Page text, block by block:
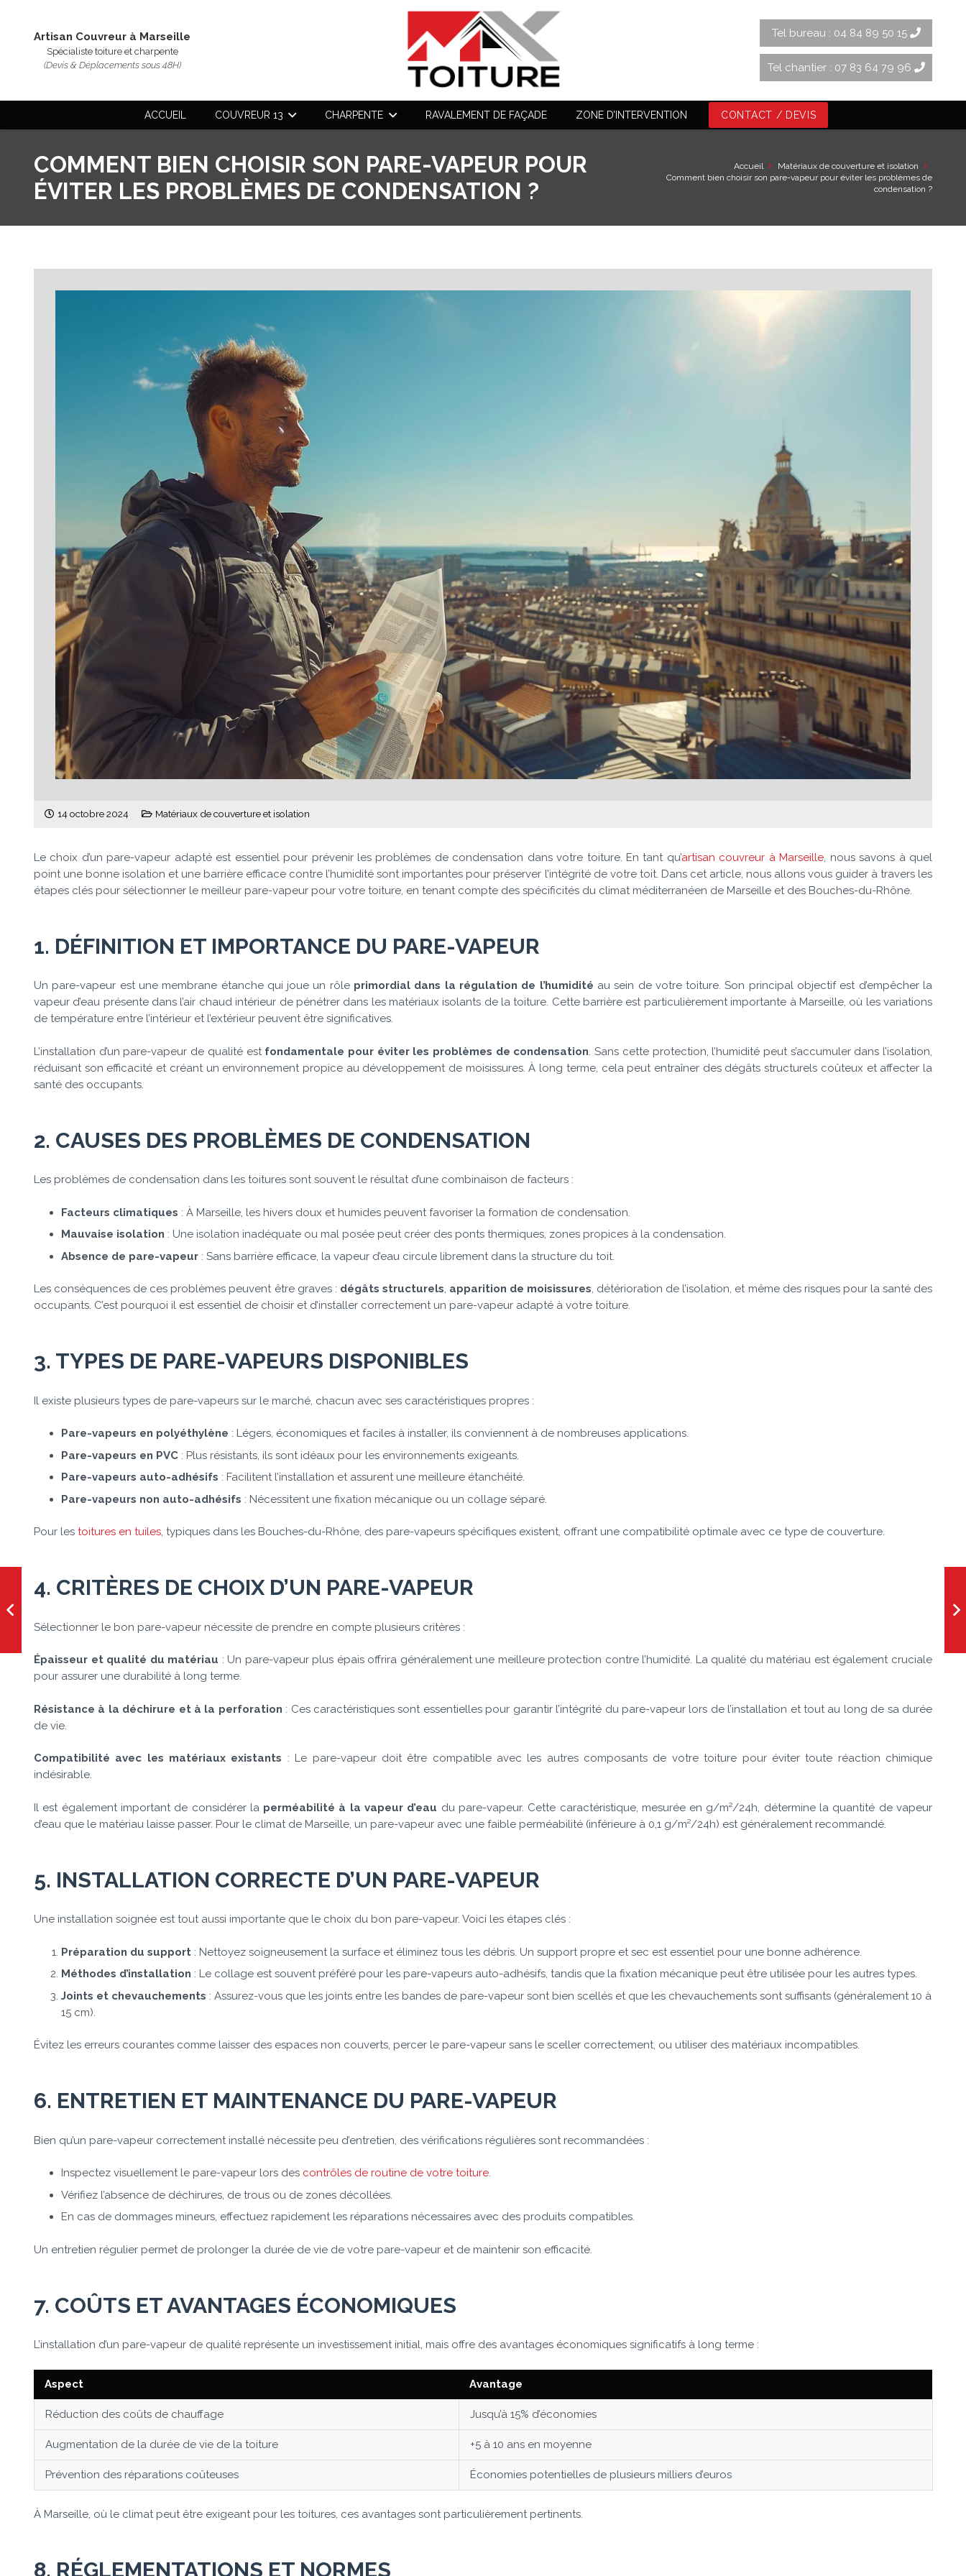
Artisan Couvreur à Marseille
Spécialiste toiture et charpente
(Devis & Déplacements sous 48H)
Tel bureau : 04 84 89 50 15
Tel chantier : 07 83 64 79 96
ACCUEIL COUVREUR 13 CHARPENTE RAVALEMENT DE FAÇADE ZONE D’INTERVENTION CONTACT / DEVIS
COMMENT BIEN CHOISIR SON PARE-VAPEUR POUR
ÉVITER LES PROBLÈMES DE CONDENSATION ?
Accueil
Matériaux de couverture et isolation
Comment bien choisir son pare-vapeur pour éviter les problèmes de
condensation ?
14 octobre 2024 Matériaux de couverture et isolation
Le choix d’un pare-vapeur adapté est essentiel pour prévenir les problèmes de condensation dans votre toiture. En tant qu’artisan couvreur à Marseille, nous savons à quel
point une bonne isolation et une barrière efficace contre l’humidité sont importantes pour préserver l’intégrité de votre toit. Dans cet article, nous allons vous guider à travers les
étapes clés pour sélectionner le meilleur pare-vapeur pour votre toiture, en tenant compte des spécificités du climat méditerranéen de Marseille et des Bouches-du-Rhône.
1. DÉFINITION ET IMPORTANCE DU PARE-VAPEUR
Un pare-vapeur est une membrane étanche qui joue un rôle primordial dans la régulation de l’humidité au sein de votre toiture. Son principal objectif est d’empêcher la
vapeur d’eau présente dans l’air chaud intérieur de pénétrer dans les matériaux isolants de la toiture. Cette barrière est particulièrement importante à Marseille, où les variations
de température entre l’intérieur et l’extérieur peuvent être significatives.
L’installation d’un pare-vapeur de qualité est fondamentale pour éviter les problèmes de condensation. Sans cette protection, l’humidité peut s’accumuler dans l’isolation,
réduisant son efficacité et créant un environnement propice au développement de moisissures. À long terme, cela peut entraîner des dégâts structurels coûteux et affecter la
santé des occupants.
2. CAUSES DES PROBLÈMES DE CONDENSATION
Les problèmes de condensation dans les toitures sont souvent le résultat d’une combinaison de facteurs :
Facteurs climatiques : À Marseille, les hivers doux et humides peuvent favoriser la formation de condensation.
Mauvaise isolation : Une isolation inadéquate ou mal posée peut créer des ponts thermiques, zones propices à la condensation.
Absence de pare-vapeur: Sans barrière efficace, la vapeur d’eau circule librement dans la structure du toit.
Les conséquences de ces problèmes peuvent être graves : dégâts structurels, apparition de moisissures, détérioration de l’isolation, et même des risques pour la santé des
occupants. C’est pourquoi il est essentiel de choisir et d’installer correctement un pare-vapeur adapté à votre toiture.
3. TYPES DE PARE-VAPEURS DISPONIBLES
Il existe plusieurs types de pare-vapeurs sur le marché, chacun avec ses caractéristiques propres :
Pare-vapeurs en polyéthylène : Légers, économiques et faciles à installer, ils conviennent à de nombreuses applications.
Pare-vapeurs en PVC: Plus résistants, ils sont idéaux pour les environnements exigeants.
Pare-vapeurs auto-adhésifs : Facilitent l’installation et assurent une meilleure étanchéité.
Pare-vapeurs non auto-adhésifs : Nécessitent une fixation mécanique ou un collage séparé.
Pour les toitures en tuiles, typiques dans les Bouches-du-Rhône, des pare-vapeurs spécifiques existent, offrant une compatibilité optimale avec ce type de couverture.
4. CRITÈRES DE CHOIX D’UN PARE-VAPEUR
Sélectionner le bon pare-vapeur nécessite de prendre en compte plusieurs critères :
Épaisseur et qualité du matériau : Un pare-vapeur plus épais offrira généralement une meilleure protection contre l’humidité. La qualité du matériau est également cruciale
pour assurer une durabilité à long terme.
Résistance à la déchirure et à la perforation : Ces caractéristiques sont essentielles pour garantir l’intégrité du pare-vapeur lors de l’installation et tout au long de sa durée
de vie.
Compatibilité avec les matériaux existants : Le pare-vapeur doit être compatible avec les autres composants de votre toiture pour éviter toute réaction chimique
indésirable.
Il est également important de considérer la perméabilité à la vapeur d’eau du pare-vapeur. Cette caractéristique, mesurée en g/m²/24h, détermine la quantité de vapeur
d’eau que le matériau laisse passer. Pour le climat de Marseille, un pare-vapeur avec une faible perméabilité (inférieure à 0,1 g/m²/24h) est généralement recommandé.
5. INSTALLATION CORRECTE D’UN PARE-VAPEUR
Une installation soignée est tout aussi importante que le choix du bon pare-vapeur. Voici les étapes clés :
Préparation du support: Nettoyez soigneusement la surface et éliminez tous les débris. Un support propre et sec est essentiel pour une bonne adhérence.
Méthodes d’installation : Le collage est souvent préféré pour les pare-vapeurs auto-adhésifs, tandis que la fixation mécanique peut être utilisée pour les autres types.
Joints et chevauchements : Assurez-vous que les joints entre les bandes de pare-vapeur sont bien scellés et que les chevauchements sont suffisants (généralement 10 à
15 cm).
Évitez les erreurs courantes comme laisser des espaces non couverts, percer le pare-vapeur sans le sceller correctement, ou utiliser des matériaux incompatibles.
6. ENTRETIEN ET MAINTENANCE DU PARE-VAPEUR
Bien qu’un pare-vapeur correctement installé nécessite peu d’entretien, des vérifications régulières sont recommandées :
Inspectez visuellement le pare-vapeur lors des contrôles de routine de votre toiture.
Vérifiez l’absence de déchirures, de trous ou de zones décollées.
En cas de dommages mineurs, effectuez rapidement les réparations nécessaires avec des produits compatibles.
Un entretien régulier permet de prolonger la durée de vie de votre pare-vapeur et de maintenir son efficacité.
7. COÛTS ET AVANTAGES ÉCONOMIQUES
L’installation d’un pare-vapeur de qualité représente un investissement initial, mais offre des avantages économiques significatifs à long terme :
Aspect Avantage
Réduction des coûts de chauffage Jusqu’à 15% d’économies
Augmentation de la durée de vie de la toiture +5 à 10 ans en moyenne
Prévention des réparations coûteuses Économies potentielles de plusieurs milliers d’euros
À Marseille, où le climat peut être exigeant pour les toitures, ces avantages sont particulièrement pertinents.
8. RÉGLEMENTATIONS ET NORMES